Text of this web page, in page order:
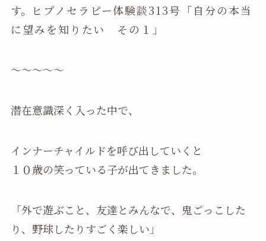
す。 ヒプノセラピー体験談313号「自分の本当
に望みを知りたい その１」
〜〜〜〜〜
潜在意識深く入った中で、
インナーチャイルドを呼び出していくと
１０歳の笑っている子が出てきました。
「外で遊ぶこと、友達とみんなで、鬼ごっこした
り、野球したりすごく楽しい」